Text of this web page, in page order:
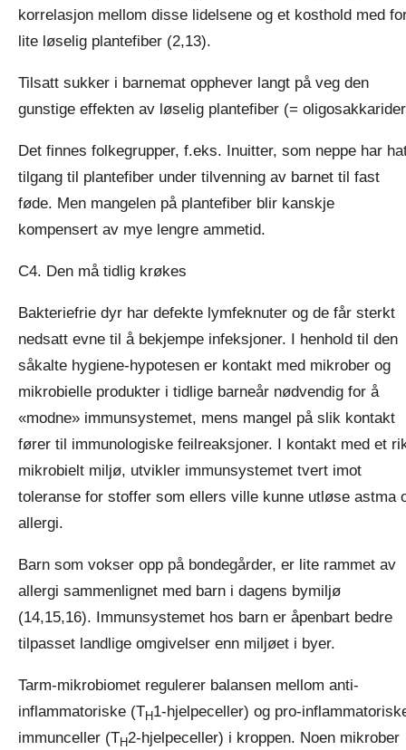
korrelasjon mellom disse lidelsene og et kosthold med
lite løselig plantefiber (2,13).
Tilsatt sukker i barnemat opphever langt på veg den
gunstige effekten av løselig plantefiber (=
Det finnes folkegrupper, f.eks. Inuitter, som neppe har
tilgang til plantefiber under tilvenning av barnet til fast
føde. Men mangelen på plantefiber blir kanskje
kompensert av mye lengre ammetid.
C4. Den må tidlig krøkes
Bakteriefrie dyr har defekte lymfeknuter og de får sterkt
nedsatt evne til å bekjempe infeksjoner. I henhold til den
såkalte hygiene-hypotesen er kontakt med mikrober og
mikrobielle produkter i tidlige barneår nødvendig for å
«modne» immunsystemet, mens mangel på slik kontakt
fører til immunologiske feilreaksjoner. I kontakt med et
mikrobielt miljø, utvikler immunsystemet tvert imot
toleranse for stoffer som ellers ville kunne utløse astma
allergi.
Barn som vokser opp på bondegårder, er lite rammet av
allergi sammenlignet med barn i dagens bymiljø
(14,15,16). Immunsystemet hos barn er åpenbart bedre
tilpasset landlige omgivelser enn miljøet i byer.
Tarm-mikrobiomet regulerer balansen mellom anti-
inflammatoriske (TH 1-hjelpeceller) og pro-
immunceller (TH2-hjelpeceller) i kroppen. Noen mikrober